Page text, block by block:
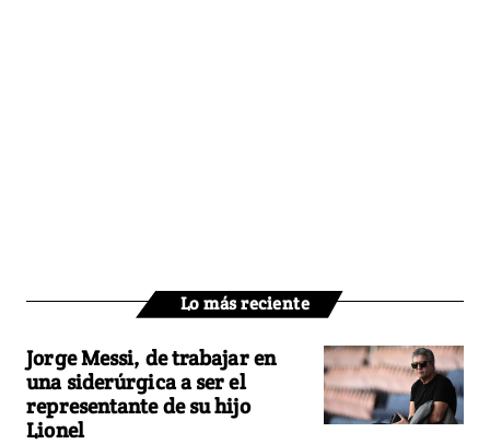
Lo más reciente
Jorge Messi, de trabajar en
una siderúrgica a ser el
representante de su hijo
Lionel